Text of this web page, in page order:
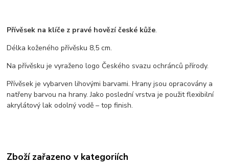
Přívěsek na klíče z pravé hovězí české kůže.
Délka koženého přívěsku 8,5 cm.
Na přívěsku je vyraženo logo Českého svazu ochránců přírody.
Přívěsek je vybarven lihovými barvami. Hrany jsou opracovány a
natřeny barvou na hrany. Jako poslední vrstva je použit flexibilní
akrylátový lak odolný vodě – top finish.
Zboží zařazeno v kategoriích